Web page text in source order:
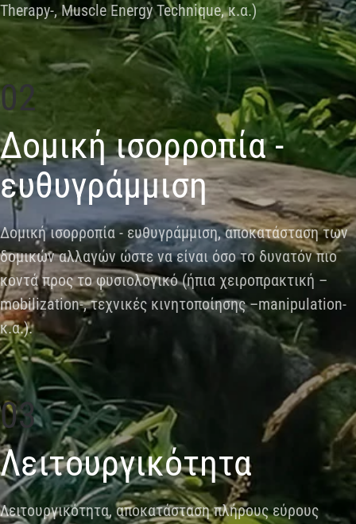
Therapy-, Muscle Energy Technique, κ.α.)
02
Δομική ισορροπία -
ευθυγράμμιση
Δομική ισορροπία - ευθυγράμμιση, αποκατάσταση των
δομικών αλλαγών ώστε να είναι όσο το δυνατόν πιο
κοντά προς το φυσιολογικό (ήπια χειροπρακτική –
mobilization-, τεχνικές κινητοποίησης –manipulation-
κ.α.).
03
Λειτουργικότητα
Λειτουργικότητα, αποκατάσταση πλήρους εύρους